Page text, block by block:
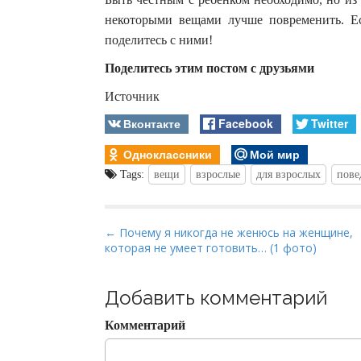
некоторыми вещами лучше повременить.
поделитесь с ними!
Поделитесь этим постом с друзьями
Источник
Вконтакте Facebook
Twitter
Одноклассники
Мой мир
Tags: вещи взрослые для взрослых
P
o
t
n
a
← Почему я никогда не женюсь на женщине,
которая не умеет готовить… (1 фото)
Добавить комментарий
Комментарий